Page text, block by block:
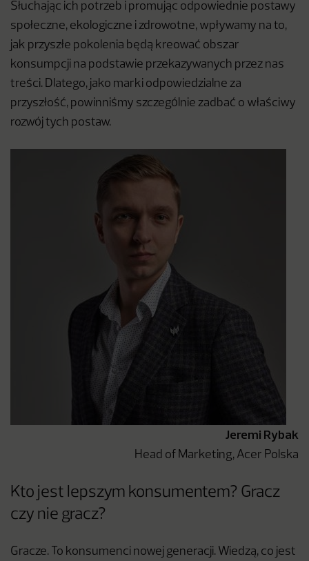
Słuchając ich potrzeb i promując odpowiednie postawy
społeczne, ekologiczne i zdrowotne, wpływamy na to,
jak przyszłe pokolenia będą kreować obszar
konsumpcji na podstawie przekazywanych przez nas
treści. Dlatego, jako marki odpowiedzialne za
przyszłość, powinniśmy szczególnie zadbać o właściwy
rozwój tych postaw.
Jeremi Rybak
Head of Marketing, Acer Polska
Kto jest lepszym konsumentem? Gracz
czy nie gracz?
Gracze. To konsumenci nowej generacji. Wiedzą, co jest